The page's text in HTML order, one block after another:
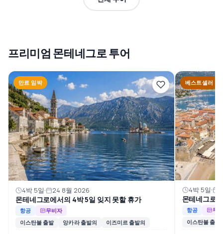
프리미엄 몬테네그로 투어
만료 임박
4박 5일 24 8월 2026
몬테네그로에서의 4박 5일 잊지 못할 휴가
항공
무비자
이스탄불 출발
앙카라 출발의 이즈미르 출발의
베스트셀러
4박 5일
몬테네그로
항공
무
이스탄불 출발